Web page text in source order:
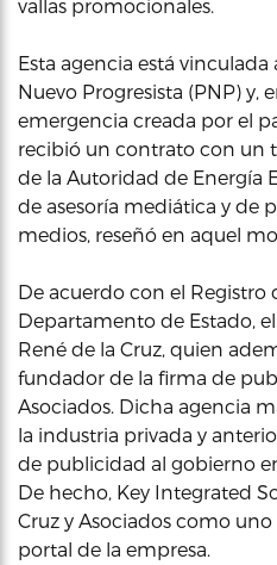
vallas promocionales.
Esta agencia está
Nuevo Progresista (PNP) y,
emergencia creada por el
recibió un contrato con un
de la Autoridad de Energía
de asesoría mediática y de
medios, reseñó en aquel
De acuerdo con el Registro
Departamento de Estado,
René de la Cruz, quien
fundador de la firma de
Asociados. Dicha agencia
la industria privada y
de publicidad al gobierno
De hecho, Key Integrated
Cruz y Asociados como uno
portal de la empresa.